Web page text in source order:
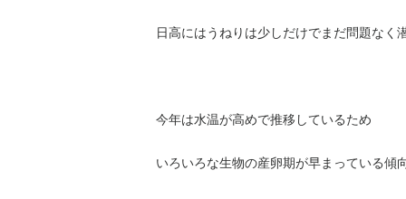
日高にはうねりは少しだけでまだ問題なく
今年は水温が高めで推移しているため
いろいろな生物の産卵期が早まっている傾